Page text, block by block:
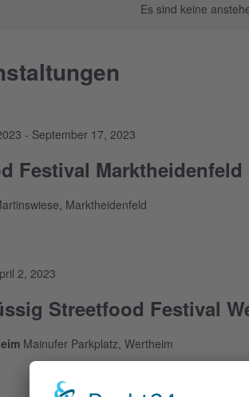
Es sind keine
- September 17, 2023
Festival Marktheidenfeld
Marktheidenfeld
2, 2023
Streetfood Festival
Mainufer Parkplatz, Wertheim